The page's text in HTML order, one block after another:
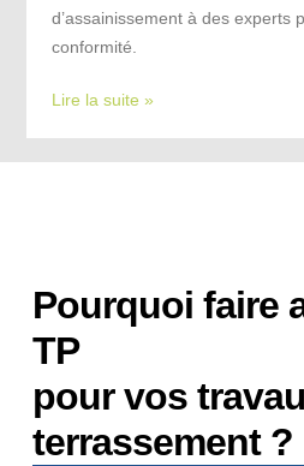
d’assainissement à des experts
conformité.
Lire la suite »
Pourquoi faire
TP
pour vos
terrassement ?